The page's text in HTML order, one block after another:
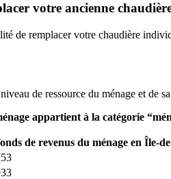
votre ancienne
de remplacer votre chaudière
de ressource du ménage et de
appartient à la catégorie
de revenus du ménage en Île-